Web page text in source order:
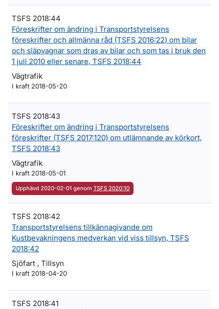
TSFS 2018:44
Föreskrifter om ändring i Transportstyrelsens
föreskrifter och allmänna råd (TSFS 2016:22) om bilar
och släpvagnar som dras av bilar och som tas i bruk den
1 juli 2010 eller senare, TSFS 2018:44
Vägtrafik
I kraft 2018-05-20
TSFS 2018:43
Föreskrifter om ändring i Transportstyrelsens
föreskrifter (TSFS 2017:120) om utlämnande av körkort,
TSFS 2018:43
Vägtrafik
I kraft 2018-05-01
Upphävd 2020-02-01 genom TSFS 2020:10
TSFS 2018:42
Transportstyrelsens tillkännagivande om
Kustbevakningens medverkan vid viss tillsyn, TSFS
2018:42
Sjöfart , Tillsyn
I kraft 2018-04-20
TSFS 2018:41